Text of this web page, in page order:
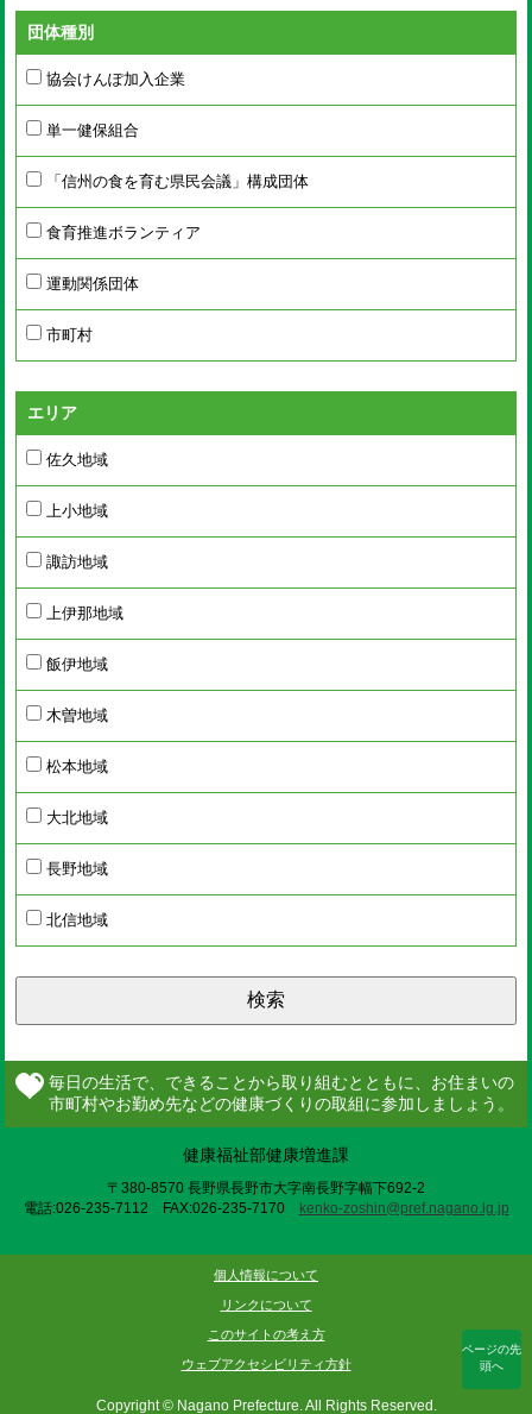
団体種別
協会けんぽ加入企業
単一健保組合
「信州の食を育む県民会議」構成団体
食育推進ボランティア
運動関係団体
市町村
エリア
佐久地域
上小地域
諏訪地域
上伊那地域
飯伊地域
木曽地域
松本地域
大北地域
長野地域
北信地域
検索
ページの先
頭へ
健康福祉部健康増進課
〒380-8570 長野県長野市大字南長野字幅下692-2
電話:026-235-7112 FAX:026-235-7170
kenko-zoshin@pref.nagano.lg.jp
個人情報について
リンクについて
このサイトの考え方
ウェブアクセシビリティ方針
Copyright © Nagano Prefecture. All Rights Reserved.